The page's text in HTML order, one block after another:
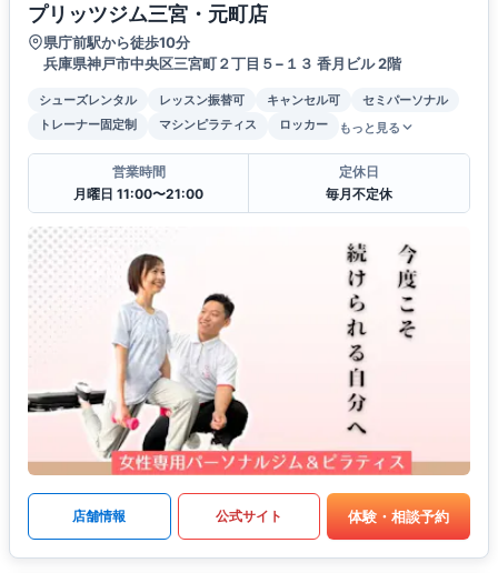
プリッツジム三宮・元町店
県庁前駅から徒歩10分
兵庫県神戸市中央区三宮町２丁目５−１３ 香月ビル 2階
シューズレンタル レッスン振替可 キャンセル可
セミパーソナル
トレーナー固定制
マシンピラティス ロッカー もっと見る
営業時間
月曜日 11:00〜21:00
定休日
毎月不定休
店舗情報 公式サイト 体験・相談予約